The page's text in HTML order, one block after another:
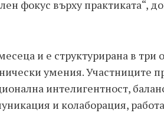
фокус върху практиката“,
и е структурирана в три
умения. Участниците
интелигентност,
и колаборация,